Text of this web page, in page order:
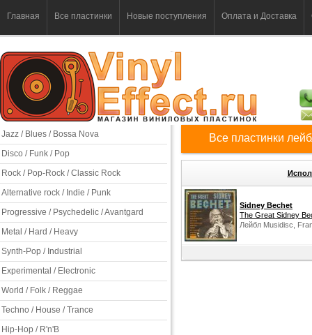
Главная Все пластинки Новые поступления Оплата и Доставка
Jazz / Blues / Bossa Nova
Disco / Funk / Pop
Rock / Pop-Rock / Classic Rock
Alternative rock / Indie / Punk
Progressive / Psychedelic / Avantgard
Metal / Hard / Heavy
Synth-Pop / Industrial
Experimental / Electronic
World / Folk / Reggae
Techno / House / Trance
Hip-Hop / R'n'B
Все пластинки
Sidney Bechet
The Great Sidney
Лейбл Musidisc,